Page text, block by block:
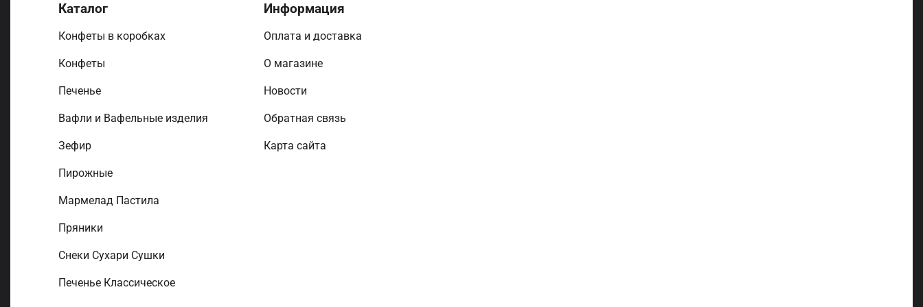
Каталог
Конфеты в коробках
Конфеты
Печенье
Вафли и Вафельные изделия
Зефир
Пирожные
Мармелад Пастила
Пряники
Снеки Сухари Сушки
Печенье Классическое
Информация
Оплата и доставка
О магазине
Новости
Обратная связь
Карта сайта